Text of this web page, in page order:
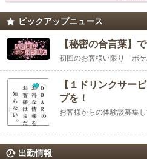
ピックアップニュース
【秘密の合言葉】
初回のお客様い限り「ポ
【１ドリンクサー
プを！
お客様からの体験談募集
出勤情報